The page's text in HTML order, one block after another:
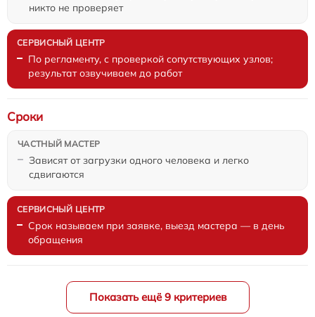
никто не проверяет
По регламенту, с проверкой сопутствующих узлов;
результат озвучиваем до работ
Зависят от загрузки одного человека и легко
сдвигаются
Сроки
Срок называем при заявке, выезд мастера — в день
обращения
Показать ещё 9 критериев